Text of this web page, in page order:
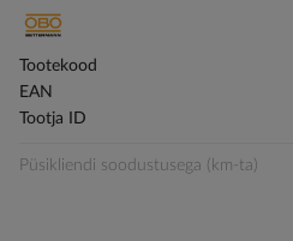
of
images
gallery
Tootekood
EAN
Tootja ID
Püsikliendi soodustusega (km-ta)